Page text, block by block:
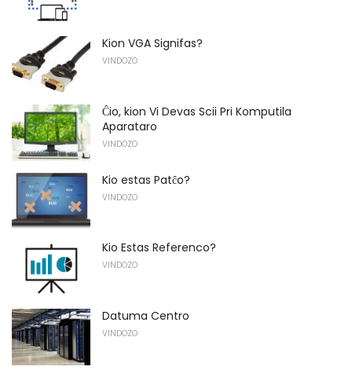
Kion VGA Signifas?
VINDOZO
Ĉio, kion Vi Devas Scii Pri Komputila
Aparataro
VINDOZO
Kio estas Patĉo?
VINDOZO
Kio Estas Referenco?
VINDOZO
Datuma Centro
VINDOZO